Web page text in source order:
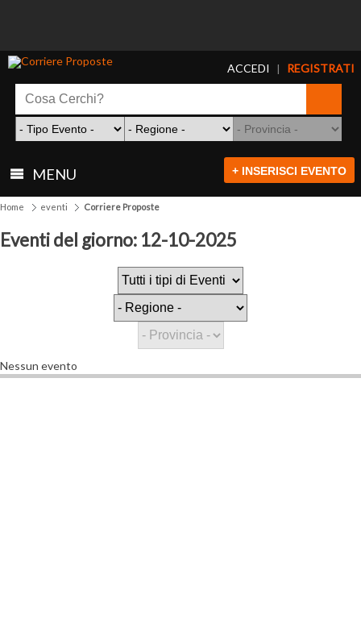
ACCEDI | REGISTRATI
MENU + INSERISCI EVENTO
Home eventi Corriere Proposte
Eventi del giorno: 12-10-2025
Nessun evento